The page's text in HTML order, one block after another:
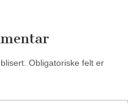
Obligatoriske felt er